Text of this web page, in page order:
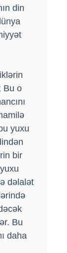
din
Bu o
yuxu
bir
dəlalət
Bu
daha